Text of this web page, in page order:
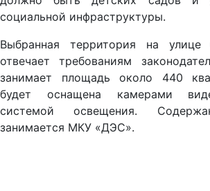
социальной инфраструктуры.
Выбранная территория на
отвечает требованиям
занимает площадь около 440
будет оснащена камерами
системой освещения.
занимается МКУ «ДЭС».